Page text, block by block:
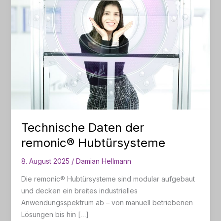
Technische Daten der
remonic® Hubtürsysteme
8. August 2025 / Damian Hellmann
Die remonic® Hubtürsysteme sind modular aufgebaut
und decken ein breites industrielles
Anwendungsspektrum ab – von manuell betriebenen
Lösungen bis hin […]